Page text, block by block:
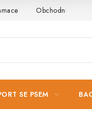
Obchodní
SE PSEM